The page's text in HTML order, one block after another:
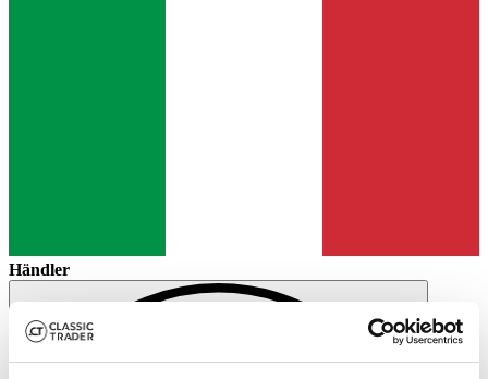
Händler